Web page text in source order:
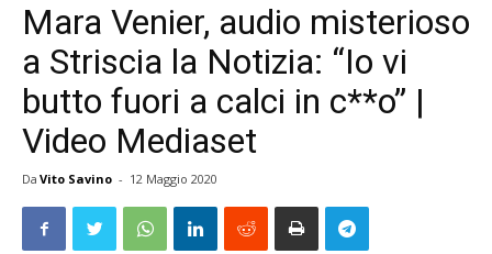
Mara Venier, audio misterioso
a Striscia la Notizia: “Io vi
butto fuori a calci in c**o” |
Video Mediaset
Da Vito Savino - 12 Maggio 2020